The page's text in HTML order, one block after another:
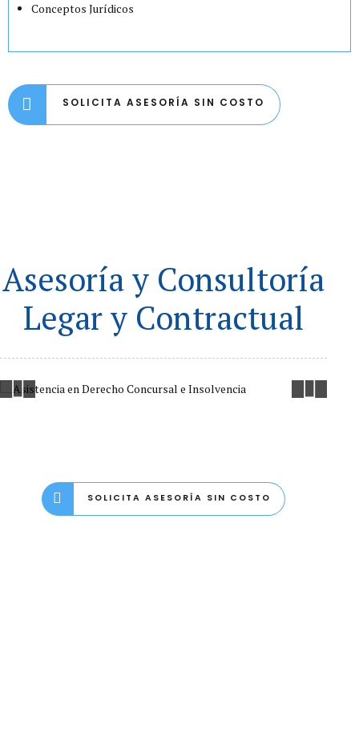
Conceptos Jurídicos
SOLICITA ASESORÍA SIN COSTO
Asesoría y Consultoría
Legar y Contractual
SOLICITA ASESORÍA SIN COSTO